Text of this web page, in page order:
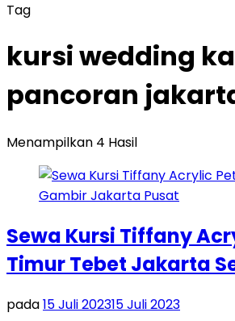
Tag
kursi wedding
pancoran
Menampilkan 4 Hasil
Sewa Kursi Tiffany
Timur Tebet Jakarta
pada15 Juli 202315 Juli 2023